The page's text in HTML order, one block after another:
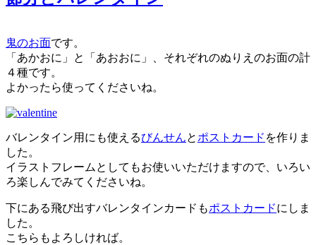
鬼のお面です。
「あかおに」と「あおおに」、それぞれのぬりえのお面の計
４種です。
よかったら使ってくださいね。
バレンタイン用にも使えるびんせんと ポストカード を作りま
した。
イラストフレームとしてもお使いいただけますので、いろい
ろ楽しんでみてくださいね。
下にある飛び出すバレンタインカードもポストカードにしま
した。
こちらもよろしければ。